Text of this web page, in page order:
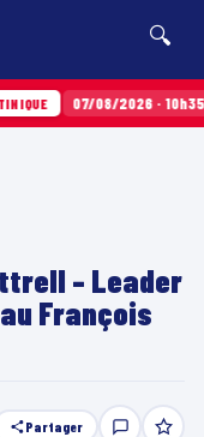
🔍
07/08/2026 · 10h35
– Leader
François
Partager